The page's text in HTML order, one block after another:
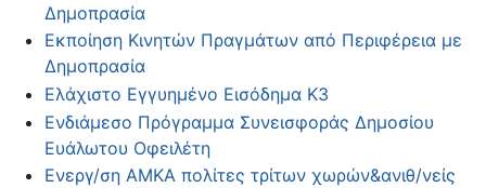
Δημοπρασία
Εκποίηση Κινητών Πραγμάτων από Περιφέρεια με
Δημοπρασία
Ελάχιστο Εγγυημένο Εισόδημα Κ3
Ενδιάμεσο Πρόγραμμα Συνεισφοράς Δημοσίου
Ευάλωτου Οφειλέτη
Ενεργ/ση ΑΜΚΑ πολίτες τρίτων χωρών&ανιθ/νείς